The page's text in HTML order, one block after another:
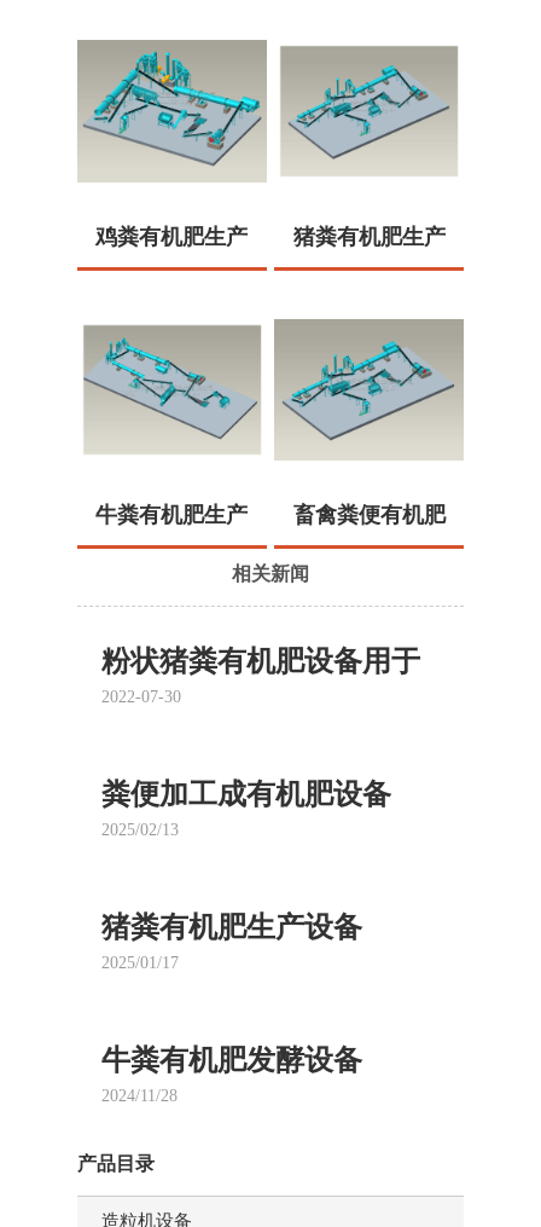
鸡粪有机肥生产
线
猪粪有机肥生产
线
牛粪有机肥生产
线
畜禽粪便有机肥
生产线
相关新闻
粉状猪粪有机肥设备用于
养殖场
2022-07-30
粪便加工成有机肥设备
2025/02/13
猪粪有机肥生产设备
2025/01/17
牛粪有机肥发酵设备
2024/11/28
产品目录
造粒机设备